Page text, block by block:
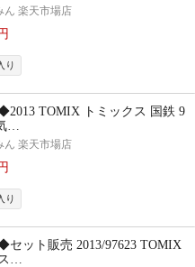
ん 楽天市場店
TOMIX トミックス 国鉄 9
…
ん 楽天市場店
セット販売 2013/97623 TOMIX
…